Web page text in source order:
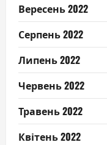
Вересень 2022
Серпень 2022
Липень 2022
Червень 2022
Травень 2022
Квітень 2022